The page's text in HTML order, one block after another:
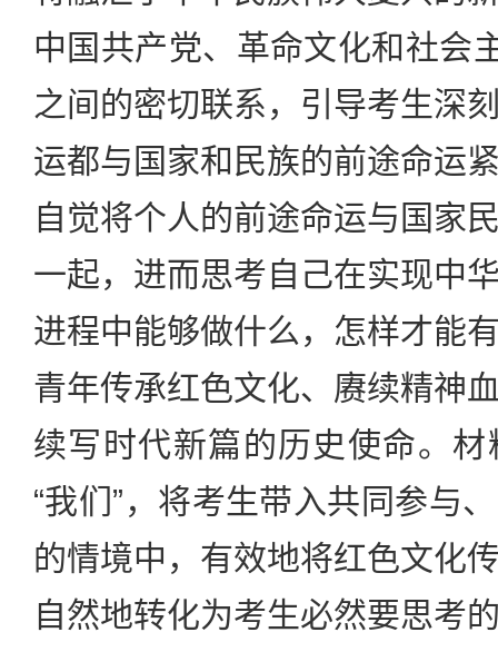
中国共产党、革命文化和社会
之间的密切联系，引导考生深
运都与国家和民族的前途命运
自觉将个人的前途命运与国家
一起，进而思考自己在实现中
进程中能够做什么，怎样才能
青年传承红色文化、赓续精神
续写时代新篇的历史使命。
“我们”，将考生带入共同参与
的情境中，有效地将红色文化
自然地转化为考生必然要思考